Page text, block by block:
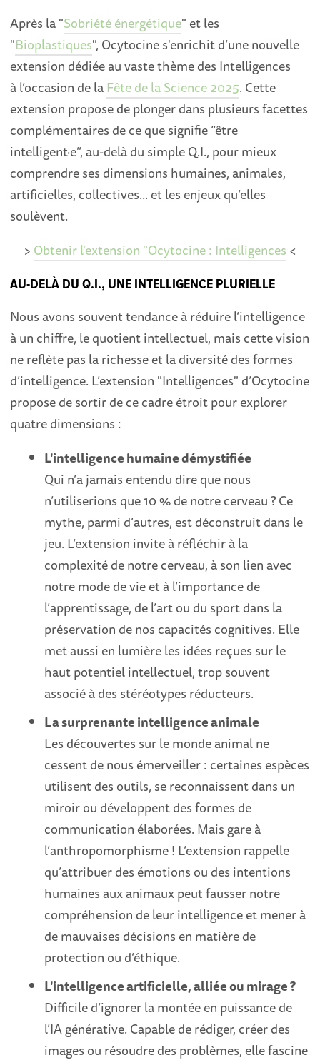
Après la "Sobriété énergétique" et les
"Bioplastiques", Ocytocine s'enrichit d’une nouvelle
extension dédiée au vaste thème des Intelligences
à l’occasion de la Fête de la Science 2025. Cette
extension propose de plonger dans plusieurs facettes
complémentaires de ce que signifie “être
intelligent·e”, au-delà du simple Q.I., pour mieux
comprendre ses dimensions humaines, animales,
artificielles, collectives... et les enjeux qu’elles
soulèvent.
> Obtenir l'extension "Ocytocine : Intelligences <
AU-DELÀ DU Q.I., UNE INTELLIGENCE PLURIELLE
Nous avons souvent tendance à réduire l’intelligence
à un chiffre, le quotient intellectuel, mais cette vision
ne reflète pas la richesse et la diversité des formes
d’intelligence. L’extension "Intelligences" d’Ocytocine
propose de sortir de ce cadre étroit pour explorer
quatre dimensions :
L'intelligence humaine démystifiée
Qui n’a jamais entendu dire que nous
n’utiliserions que 10 % de notre cerveau ? Ce
mythe, parmi d’autres, est déconstruit dans le
jeu. L’extension invite à réfléchir à la
complexité de notre cerveau, à son lien avec
notre mode de vie et à l’importance de
l’apprentissage, de l’art ou du sport dans la
préservation de nos capacités cognitives. Elle
met aussi en lumière les idées reçues sur le
haut potentiel intellectuel, trop souvent
associé à des stéréotypes réducteurs.
La surprenante intelligence animale
Les découvertes sur le monde animal ne
cessent de nous émerveiller : certaines espèces
utilisent des outils, se reconnaissent dans un
miroir ou développent des formes de
communication élaborées. Mais gare à
l’anthropomorphisme ! L’extension rappelle
qu’attribuer des émotions ou des intentions
humaines aux animaux peut fausser notre
compréhension de leur intelligence et mener à
de mauvaises décisions en matière de
protection ou d’éthique.
L'intelligence artificielle, alliée ou mirage ?
Difficile d’ignorer la montée en puissance de
l’IA générative. Capable de rédiger, créer des
images ou résoudre des problèmes, elle fascine